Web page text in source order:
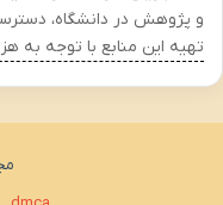
و پژوهش در دانشگاه،
تهیه این منابع با توجه به